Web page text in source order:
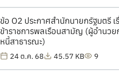
ข้อ O2 ประกาศสำนักนายกรัฐมตรี เ
ข้าราชการพลเรือนสามัญ (ผู้อำนวย
หนี้สาธารณะ)
24 ต.ค. 68 45.57 KB 9